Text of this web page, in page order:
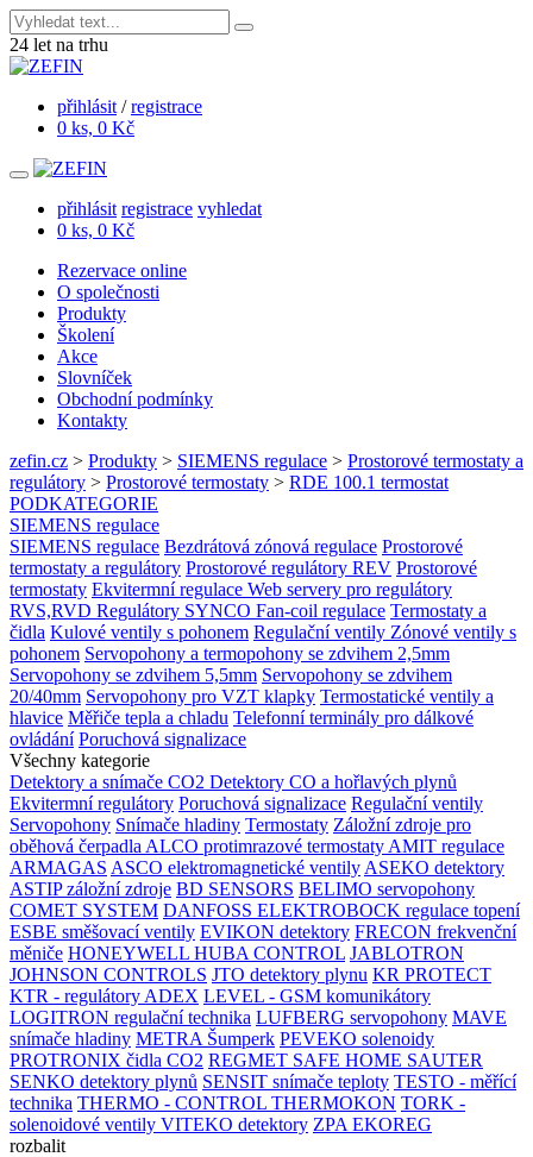
24 let na trhu
přihlásit /registrace
0 ks, 0 Kč
přihlásit registrace vyhledat
0 ks, 0 Kč
Rezervace online
O společnosti
Produkty
Školení
Akce
Slovníček
Obchodní podmínky
Kontakty
zefin.cz > Produkty > SIEMENS regulace > Prostorové termostaty a
regulátory > Prostorové termostaty > RDE 100.1 termostat
PODKATEGORIE
SIEMENS regulace
SIEMENS regulace Bezdrátová zónová regulace Prostorové
termostaty a regulátory Prostorové regulátory REV Prostorové
termostaty Ekvitermní regulace Web servery pro regulátory
RVS,RVD Regulátory SYNCO Fan-coil regulace Termostaty a
čidla Kulové ventily s pohonem Regulační ventily Zónové ventily s
pohonem Servopohony a termopohony se zdvihem 2,5mm
Servopohony se zdvihem 5,5mm Servopohony se zdvihem
20/40mm Servopohony pro VZT klapky Termostatické ventily a
hlavice Měřiče tepla a chladu Telefonní terminály pro dálkové
ovládání Poruchová signalizace
Všechny kategorie
Detektory a snímače CO2 Detektory CO a hořlavých plynů
Ekvitermní regulátory Poruchová signalizace Regulační ventily
Servopohony Snímače hladiny Termostaty Záložní zdroje pro
oběhová čerpadla ALCO protimrazové termostaty AMIT regulace
ARMAGAS ASCO elektromagnetické ventily ASEKO detektory
ASTIP záložní zdroje BD SENSORS BELIMO servopohony
COMET SYSTEM DANFOSS ELEKTROBOCK regulace topení
ESBE směšovací ventily EVIKON detektory FRECON frekvenční
měniče HONEYWELL HUBA CONTROL JABLOTRON
JOHNSON CONTROLS JTO detektory plynu KR PROTECT
KTR - regulátory ADEX LEVEL - GSM komunikátory
LOGITRON regulační technika LUFBERG servopohony MAVE
snímače hladiny METRA Šumperk PEVEKO solenoidy
PROTRONIX čidla CO2 REGMET SAFE HOME SAUTER
SENKO detektory plynů SENSIT snímače teploty TESTO - měřící
technika THERMO - CONTROL THERMOKON TORK -
solenoidové ventily VITEKO detektory ZPA EKOREG
rozbalit